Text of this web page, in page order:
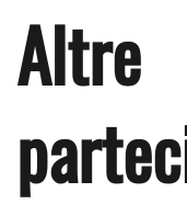
Altre